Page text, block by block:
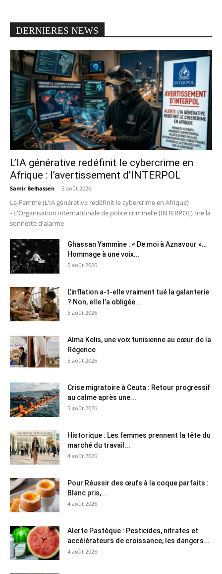
DERNIERES NEWS
L’IA générative redéfinit le cybercrime en
Afrique : l’avertissement d’INTERPOL
Samir Belhassen - 5 août 2026
La-Femme (L’IA générative redéfinit le cybercrime en Afrique)
- L'Organisation internationale de police criminelle (INTERPOL) tire la
sonnette d'alarme
Ghassan Yammine : « De moi à Aznavour »…
Hommage à une voix...
5 août 2026
L’inflation a-t-elle vraiment tué la galanterie
? Non, elle l’a obligée...
5 août 2026
Alma Kelis, une voix tunisienne au cœur de la
Régence
5 août 2026
Crise migratoire à Ceuta : Retour progressif
au calme après une...
5 août 2026
Historique : Les femmes prennent la tête du
marché du travail...
4 août 2026
Pour Réussir des œufs à la coque parfaits :
Blanc pris,...
4 août 2026
Alerte Pastèque : Pesticides, nitrates et
accélérateurs de croissance, les dangers...
4 août 2026